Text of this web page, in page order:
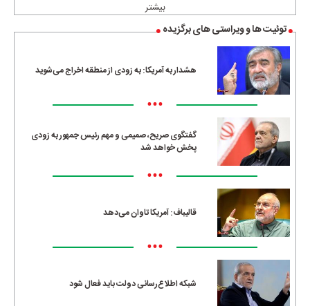
بیشتر
توئیت ها و ویراستی های برگزیده
هشدار به آمریکا: به زودی از منطقه اخراج می‌شوید
•••
گفتگوی صریح، صمیمی و مهم رئیس جمهور به زودی
پخش خواهد شد
•••
قالیباف: آمریکا تاوان می‌دهد
•••
شبکه اطلاع‌رسانی دولت باید فعال شود